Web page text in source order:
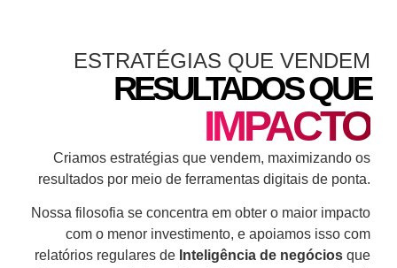
ESTRATÉGIAS QUE VENDEM
RESULTADOS QUE
IMPACTO
Criamos estratégias que vendem, maximizando os
resultados por meio de ferramentas digitais de ponta.
Nossa filosofia se concentra em obter o maior impacto
com o menor investimento, e apoiamos isso com
relatórios regulares de Inteligência de negócios que